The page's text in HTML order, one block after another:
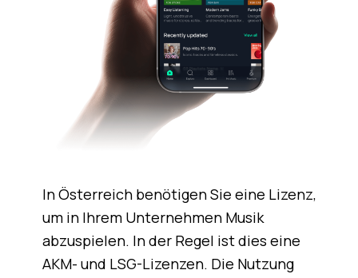
In Österreich benötigen Sie eine Lizenz,
um in Ihrem Unternehmen Musik
abzuspielen. In der Regel ist dies eine
AKM- und LSG-Lizenzen. Die Nutzung